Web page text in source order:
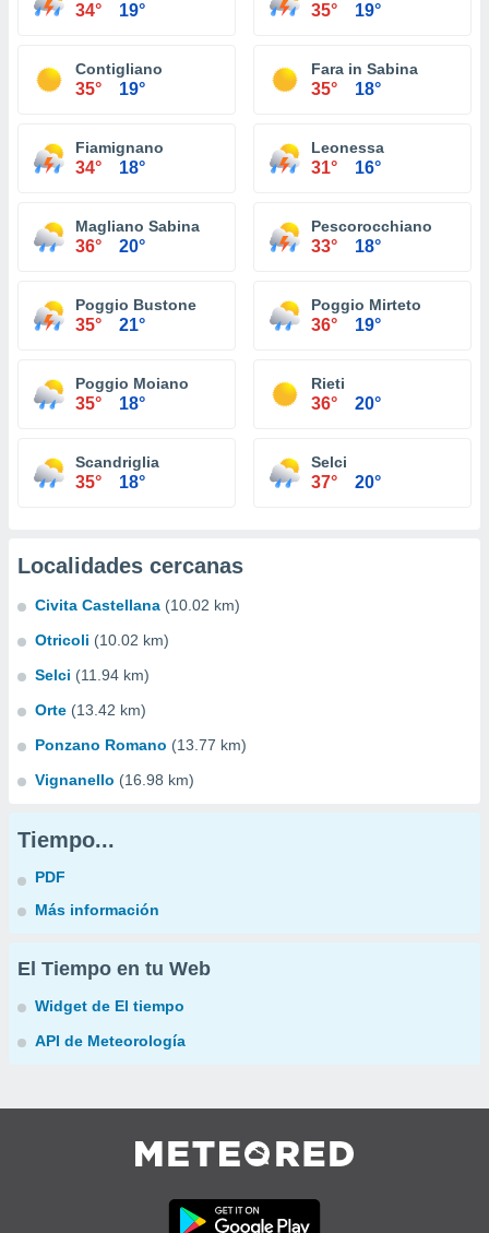
34° 19° 35° 19°
Contigliano
35° 19°
Fara in Sabina
35° 18°
Fiamignano
34° 18°
Leonessa
31° 16°
Magliano Sabina
36° 20°
Pescorocchiano
33° 18°
Poggio Bustone
35° 21°
Poggio Mirteto
36° 19°
Poggio Moiano
35° 18°
Rieti
36° 20°
Scandriglia
35° 18°
Selci
37° 20°
Localidades cercanas
Civita Castellana (10.02 km)
Otricoli (10.02 km)
Selci (11.94 km)
Orte (13.42 km)
Ponzano Romano (13.77 km)
Vignanello (16.98 km)
Tiempo...
PDF
Más información
El Tiempo en tu Web
Widget de El tiempo
API de Meteorología